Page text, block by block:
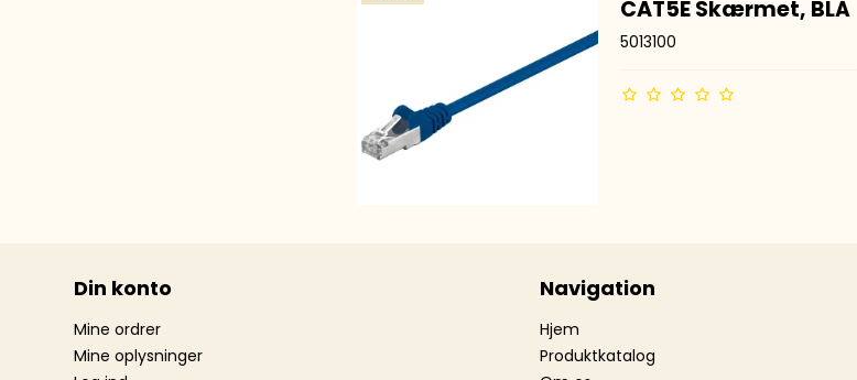
CAT5E Skærmet, BLÅ
5013100
Din konto
Mine ordrer
Mine oplysninger
Navigation
Hjem
Produktkatalog